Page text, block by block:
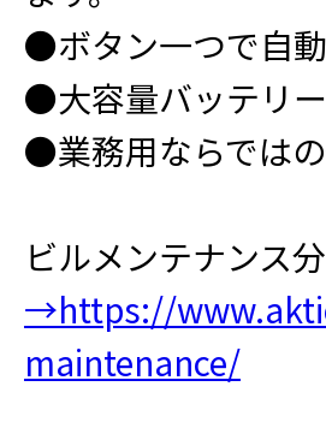
●ボタン一つで自動
●大容量バッテリー
●業務用ならでは
ビルメンテナンス
→https://
maintenance/